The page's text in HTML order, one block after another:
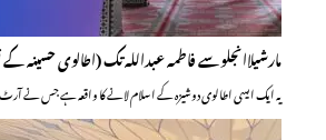
مارشیلاانجلوسے فاطمہ عبداللہ تک (اطالوی حسینہ
یہ ایک ایسی اطالوی دوشیزہ کے اسلام لانے کا واقعہ ہے جس نے